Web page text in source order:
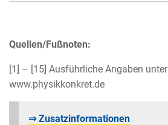
Quellen/Fußnoten:
[1] – [15] Ausführliche Angaben unter
www.physikkonkret.de
⇒ Zusatzinformationen